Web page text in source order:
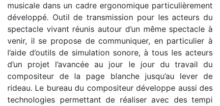
musicale dans un cadre ergonomique particulièrement
développé. Outil de transmission pour les acteurs du
spectacle vivant réunis autour d’un même spectacle à
venir, il se propose de communiquer, en particulier à
l’aide d’outils de simulation sonore, à tous les acteurs
d’un projet l’avancée au jour le jour du travail du
compositeur de la page blanche jusqu’au lever de
rideau. Le bureau du compositeur développe aussi des
technologies permettant de réaliser avec des tempi